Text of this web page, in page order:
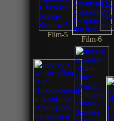
Film-5
Film-6